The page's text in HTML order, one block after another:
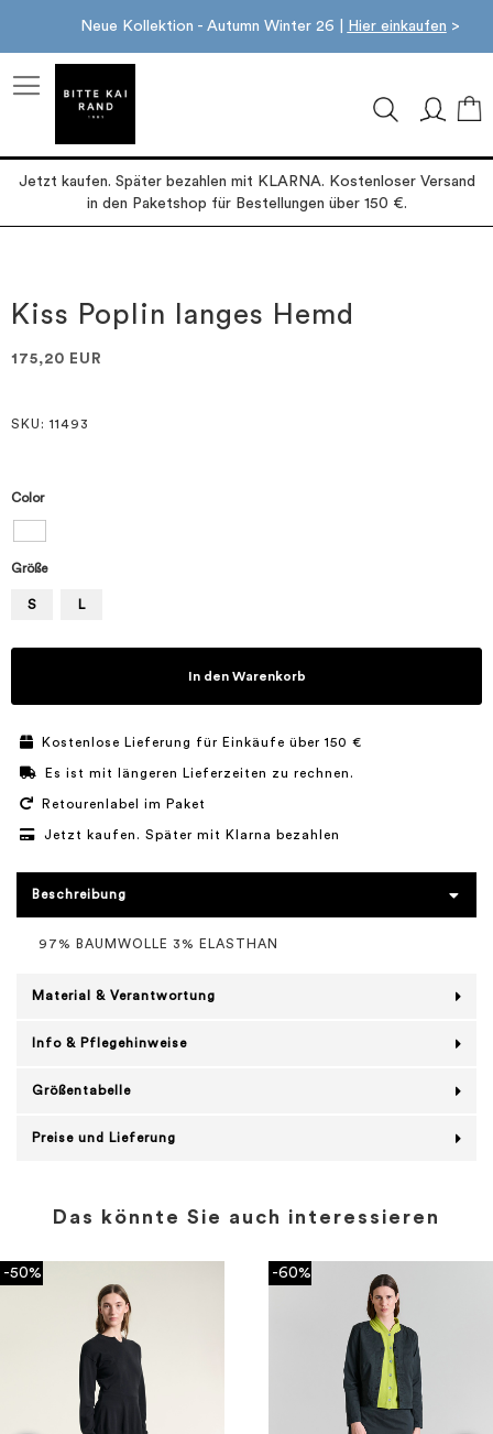
Neue Kollektion - Autumn Winter 26 | Hier einkaufen >
Jetzt kaufen. Später bezahlen mit KLARNA. Kostenloser Versand
in den Paketshop für Bestellungen über 150 €.
der
Bildgalerie
der
Bildgalerie
Kiss Poplin langes Hemd
175,20 EUR
SKU : 11493
Color
Größe
S L
In den Warenkorb
Kostenlose Lieferung für Einkäufe über 150 €
Es ist mit längeren Lieferzeiten zu rechnen.
Retourenlabel im Paket
Jetzt kaufen. Später mit Klarna bezahlen
Beschreibung
97% BAUMWOLLE 3% ELASTHAN
Material & Verantwortung
Info & Pflegehinweise
Größentabelle
Preise und Lieferung
Das könnte Sie auch interessieren
-50% -60%